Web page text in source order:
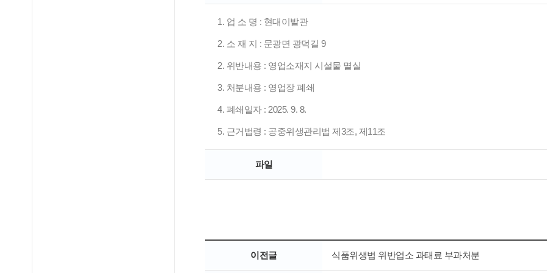
1. 업 소 명 : 현대이발관
2. 소 재 지 : 문광면 광덕길 9
2. 위반내용 : 영업소재지 시설물 멸실
3. 처분내용 : 영업장 폐쇄
4. 폐쇄일자 : 2025. 9. 8.
5. 근거법령 : 공중위생관리법 제3조, 제11조
파일
이전글 식품위생법 위반업소 과태료 부과처분